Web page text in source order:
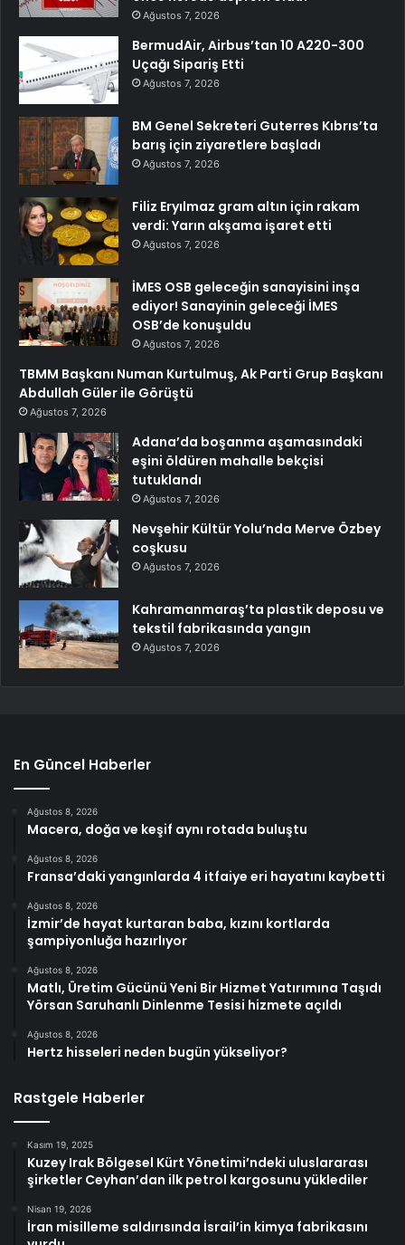
Ağustos 7, 2026
BermudAir, Airbus’tan 10 A220-300
Uçağı Sipariş Etti
Ağustos 7, 2026
BM Genel Sekreteri Guterres Kıbrıs’ta
barış için ziyaretlere başladı
Ağustos 7, 2026
Filiz Eryılmaz gram altın için rakam
verdi: Yarın akşama işaret etti
Ağustos 7, 2026
İMES OSB geleceğin sanayisini inşa
ediyor! Sanayinin geleceği İMES
OSB’de konuşuldu
Ağustos 7, 2026
TBMM Başkanı Numan Kurtulmuş, Ak Parti Grup Başkanı
Abdullah Güler ile Görüştü
Ağustos 7, 2026
Adana’da boşanma aşamasındaki
eşini öldüren mahalle bekçisi
tutuklandı
Ağustos 7, 2026
Nevşehir Kültür Yolu’nda Merve Özbey
coşkusu
Ağustos 7, 2026
Kahramanmaraş’ta plastik deposu ve
tekstil fabrikasında yangın
Ağustos 7, 2026
En Güncel Haberler
Ağustos 8, 2026
Macera, doğa ve keşif aynı rotada buluştu
Ağustos 8, 2026
Fransa’daki yangınlarda 4 itfaiye eri hayatını kaybetti
Ağustos 8, 2026
İzmir’de hayat kurtaran baba, kızını kortlarda
şampiyonluğa hazırlıyor
Ağustos 8, 2026
Matlı, Üretim Gücünü Yeni Bir Hizmet Yatırımına Taşıdı
Yörsan Saruhanlı Dinlenme Tesisi hizmete açıldı
Ağustos 8, 2026
Hertz hisseleri neden bugün yükseliyor?
Rastgele Haberler
Kasım 19, 2025
Kuzey Irak Bölgesel Kürt Yönetimi’ndeki uluslararası
şirketler Ceyhan’dan ilk petrol kargosunu yüklediler
Nisan 19, 2026
İran misilleme saldırısında İsrail’in kimya fabrikasını